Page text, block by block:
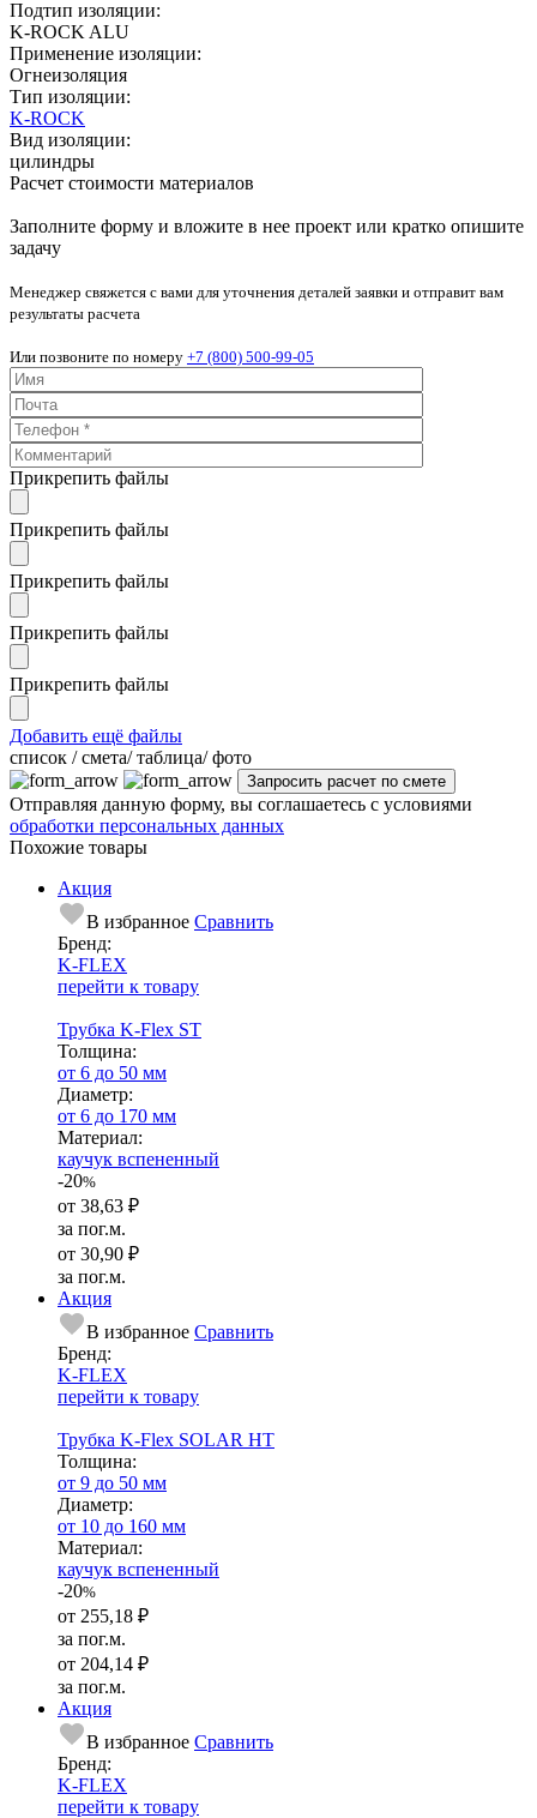
Подтип изоляции:
K-ROCK ALU
Применение изоляции:
Огнеизоляция
Тип изоляции:
K-ROCK
Вид изоляции:
цилиндры
Расчет стоимости материалов
Заполните форму и вложите в нее проект или кратко опишите
задачу
Менеджер свяжется с вами для уточнения деталей заявки и отправит вам
результаты расчета
Или позвоните по номеру +7 (800) 500-99-05
Прикрепить файлы
Прикрепить файлы
Прикрепить файлы
Прикрепить файлы
Прикрепить файлы
Добавить ещё файлы
cписок / смета/ таблица/ фото
Отправляя данную форму, вы соглашаетесь с условиями
обработки персональных данных
Похожие товары
Акция
В избранное Сравнить
Бренд:
K-FLEX
перейти к товару
Трубка K-Flex ST
Тол­щи­на:
от 6 до 50 мм
Диаметр:
от 6 до 170 мм
Ма­­те­­ри­­ал:
каучук вспененный
-20%
от 38,63 ₽
за пог.м.
от 30,90 ₽
за пог.м.
Акция
В избранное Сравнить
Бренд:
K-FLEX
перейти к товару
Трубка K-Flex SOLAR HT
Тол­щи­на:
от 9 до 50 мм
Диаметр:
от 10 до 160 мм
Ма­­те­­ри­­ал:
каучук вспененный
-20%
от 255,18 ₽
за пог.м.
от 204,14 ₽
за пог.м.
Акция
В избранное Сравнить
Бренд:
K-FLEX
перейти к товару